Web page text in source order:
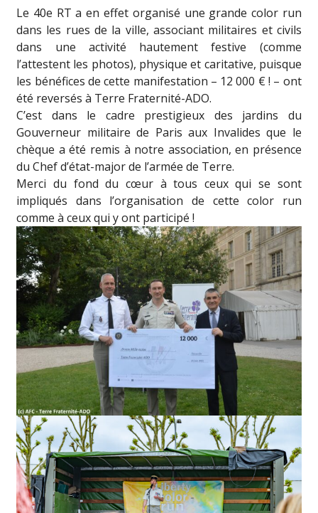
Le 40e RT a en effet organisé une grande color run
dans les rues de la ville, associant militaires et civils
dans une activité hautement festive (comme
l’attestent les photos), physique et caritative, puisque
les bénéfices de cette manifestation – 12 000 € ! – ont
été reversés à Terre Fraternité-ADO.
C’est dans le cadre prestigieux des jardins du
Gouverneur militaire de Paris aux Invalides que le
chèque a été remis à notre association, en présence
du Chef d’état-major de l’armée de Terre.
Merci du fond du cœur à tous ceux qui se sont
impliqués dans l’organisation de cette color run
comme à ceux qui y ont participé !